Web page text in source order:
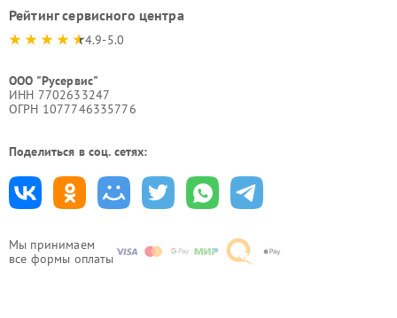
Мы принимаем
все формы оплаты
Рейтинг сервисного центра
4.9-5.0
ООО "Русервис"
ИНН 7702633247
ОГРН 1077746335776
Поделиться в соц. сетях: